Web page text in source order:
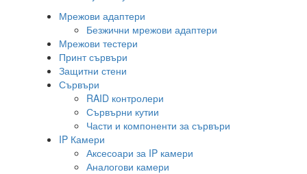
Мрежови адаптери
Безжични мрежови адаптери
Мрежови тестери
Принт сървъри
Защитни стени
Сървъри
RAID контролери
Сървърни кутии
Части и компоненти за сървъри
IP Камери
Аксесоари за IP камери
Аналогови камери